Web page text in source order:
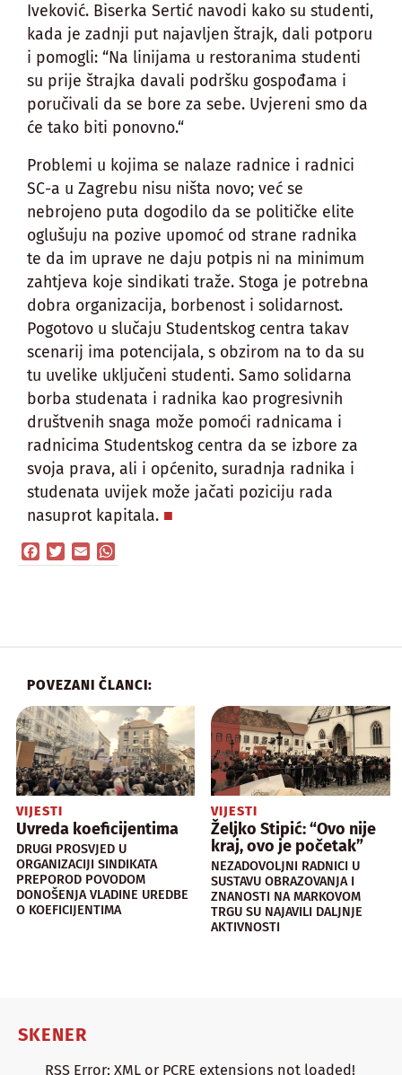
Iveković. Biserka Sertić navodi kako su studenti,
kada je zadnji put najavljen štrajk, dali potporu
i pomogli: “Na linijama u restoranima studenti
su prije štrajka davali podršku gospođama i
poručivali da se bore za sebe. Uvjereni smo da
će tako biti ponovno.“
Problemi u kojima se nalaze radnice i radnici
SC-a u Zagrebu nisu ništa novo; već se
nebrojeno puta dogodilo da se političke elite
oglušuju na pozive upomoć od strane radnika
te da im uprave ne daju potpis ni na minimum
zahtjeva koje sindikati traže. Stoga je potrebna
dobra organizacija, borbenost i solidarnost.
Pogotovo u slučaju Studentskog centra takav
scenarij ima potencijala, s obzirom na to da su
tu uvelike uključeni studenti. Samo solidarna
borba studenata i radnika kao progresivnih
društvenih snaga može pomoći radnicama i
radnicima Studentskog centra da se izbore za
svoja prava, ali i općenito, suradnja radnika i
studenata uvijek može jačati poziciju rada
nasuprot kapitala.
Facebook
TwitterEmail
POVEZANI ČLANCI:
VIJESTI
Uvreda koeficijentima
DRUGI PROSVJED U
ORGANIZACIJI SINDIKATA
PREPOROD POVODOM
DONOŠENJA VLADINE UREDBE
O KOEFICIJENTIMA
VIJESTI
Željko Stipić: “Ovo nije
kraj, ovo je početak”
NEZADOVOLJNI RADNICI U
SUSTAVU OBRAZOVANJA I
ZNANOSTI NA MARKOVOM
TRGU SU NAJAVILI DALJNJE
AKTIVNOSTI
SKENER
RSS Error: XML or PCRE extensions not loaded!